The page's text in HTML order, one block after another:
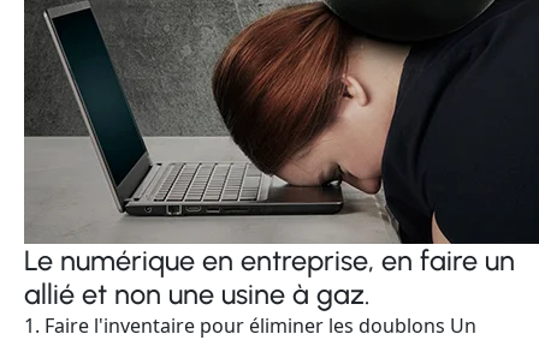
Le numérique en entreprise, en faire un
allié et non une usine à gaz.
1. Faire l'inventaire pour éliminer les doublons Un